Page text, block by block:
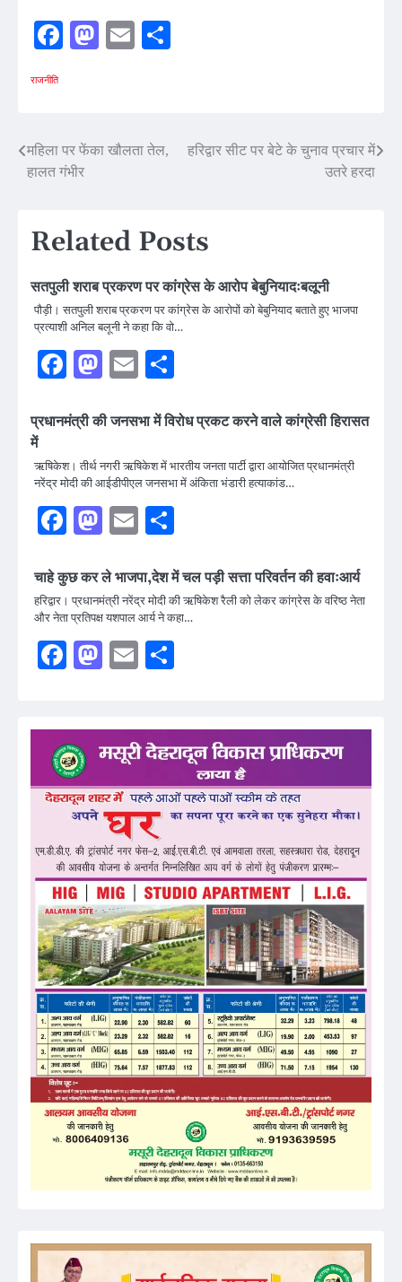
Facebook
Mastodon
Email
राजनीति
Post
महिला पर फेंका खौलता तेल,
हालत गंभीर
हरिद्वार सीट पर बेटे के चुनाव प्रचार में
उतरे हरदा
Related Posts
सतपुली शराब प्रकरण पर कांग्रेस के आरोप बेबुनियादःबलूनी
पौड़ी। सतपुली शराब प्रकरण पर कांग्रेस के आरोपों को बेबुनियाद बताते हुए भाजपा
प्रत्याशी अनिल बलूनी ने कहा कि वो…
Facebook
Mastodon
Email
प्रधानमंत्री की जनसभा में विरोध प्रकट करने वाले कांग्रेसी हिरासत
में
ऋषिकेश। तीर्थ नगरी ऋषिकेश में भारतीय जनता पार्टी द्वारा आयोजित प्रधानमंत्री
नरेंद्र मोदी की आईडीपीएल जनसभा में अंकिता भंडारी हत्याकांड…
Facebook
Mastodon
Email
चाहे कुछ कर ले भाजपा,देश में चल पड़ी सत्ता परिवर्तन की हवाःआर्य
हरिद्वार। प्रधानमंत्री नरेंद्र मोदी की ऋषिकेश रैली को लेकर कांग्रेस के वरिष्ठ नेता
और नेता प्रतिपक्ष यशपाल आर्य ने कहा…
Facebook
Mastodon
Email